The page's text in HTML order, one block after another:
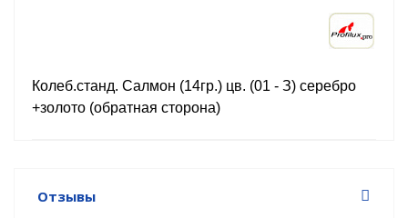
Колеб.станд. Салмон (14гр.) цв. (01 - З) серебро
+золото (обратная сторона)
Отзывы